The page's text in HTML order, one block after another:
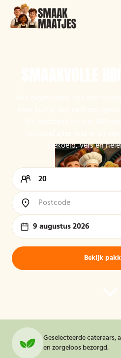
Gekoeld, vers en
9 augustus 2026
Bekijk
Geselecteerde cateraars,
en zorgeloos bezorgd.